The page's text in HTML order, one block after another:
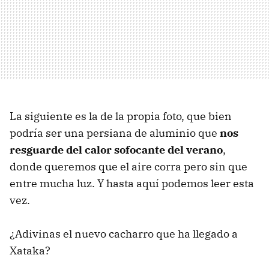
La siguiente es la de la propia foto, que bien
podría ser una persiana de aluminio que nos
resguarde del calor sofocante del verano,
donde queremos que el aire corra pero sin que
entre mucha luz. Y hasta aquí podemos leer esta
vez.
¿Adivinas el nuevo cacharro que ha llegado a
Xataka?